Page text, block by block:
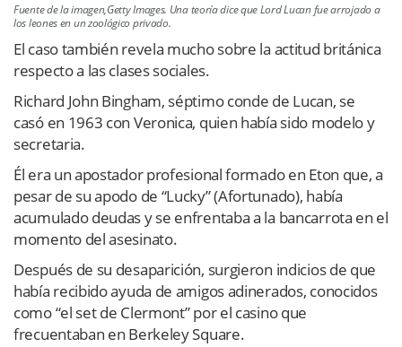
Fuente de la imagen,Getty Images. Una teoría dice que Lord Lucan fue arrojado a
los leones en un zoológico privado.
El caso también revela mucho sobre la actitud británica
respecto a las clases sociales.
Richard John Bingham, séptimo conde de Lucan, se
casó en 1963 con Veronica, quien había sido modelo y
secretaria.
Él era un apostador profesional formado en Eton que, a
pesar de su apodo de “Lucky” (Afortunado), había
acumulado deudas y se enfrentaba a la bancarrota en el
momento del asesinato.
Después de su desaparición, surgieron indicios de que
había recibido ayuda de amigos adinerados, conocidos
como “el set de Clermont” por el casino que
frecuentaban en Berkeley Square.